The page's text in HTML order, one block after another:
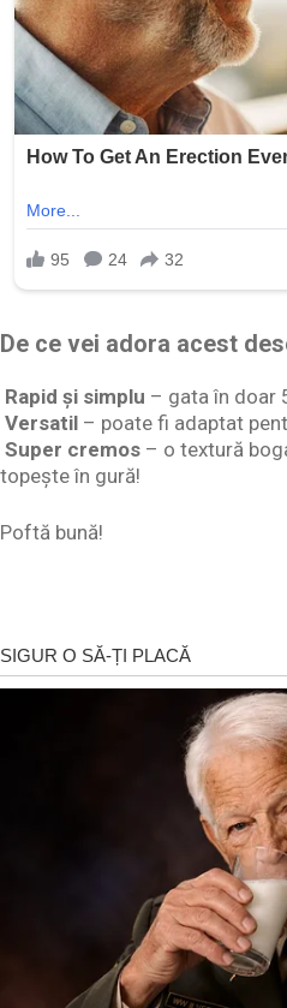
De ce vei adora acest
Rapid și simplu – gata în doar
Versatil – poate fi adaptat
Super cremos – o textură
topește în gură!
Poftă bună!